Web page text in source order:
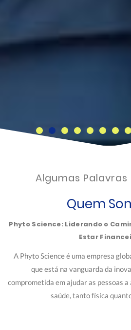
Algumas Palavras
Quem
Phyto Science: Liderando o
Estar
A Phyto Science é uma empresa
que está na vanguarda da
comprometida em ajudar as pessoas
saúde, tanto física